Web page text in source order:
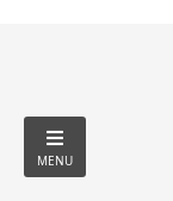
MENU